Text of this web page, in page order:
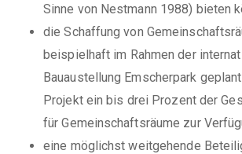
Sinne von Nestmann 1988) bieten
die Schaffung von
beispielhaft im Rahmen der
Bauaustellung Emscherpark
Projekt ein bis drei Prozent der
für Gemeinschaftsräume zur
eine möglichst weitgehende